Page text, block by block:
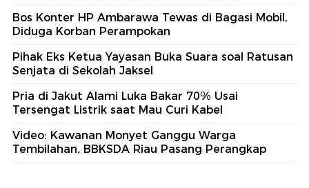
Bos Konter HP Ambarawa Tewas di Bagasi Mobil,
Diduga Korban Perampokan
Pihak Eks Ketua Yayasan Buka Suara soal Ratusan
Senjata di Sekolah Jaksel
Pria di Jakut Alami Luka Bakar 70% Usai
Tersengat Listrik saat Mau Curi Kabel
Video: Kawanan Monyet Ganggu Warga
Tembilahan, BBKSDA Riau Pasang Perangkap